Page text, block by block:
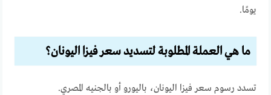
يومًا.
ما هي العملة المطلوبة لتسديد سعر فيزا اليونان؟
تسدد رسوم سعر فيزا اليونان، باليورو أو بالجنيه المصري.